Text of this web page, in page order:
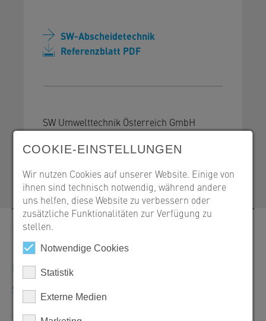
SW-Abscheidetechnik
Referenzblatt PDF
SW Umwelttechnik Österreich GmbH
9021 Klagenfurt, Bahnstraße 87-93
+43 463 32109-100
office@sw-umwelttechnik.at
Kontakt
Bestellungen, Angebote und Produktinformationen
SW Umwelttechnik Österreich GmbH
+43 463 32109-100
COOKIE-EINSTELLUNGEN
Wir nutzen Cookies auf unserer Website. Einige von
ihnen sind technisch notwendig, während andere
uns helfen, diese Website zu verbessern oder
zusätzliche Funktionalitäten zur Verfügung zu
stellen.
Notwendige Cookies
Statistik
Externe Medien